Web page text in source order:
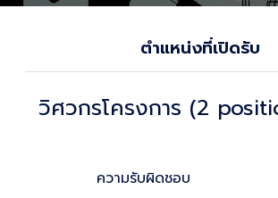
ตำแหน่งที่เปิดรับ
วิศวกรโครงการ (2
ความรับผิดชอบ